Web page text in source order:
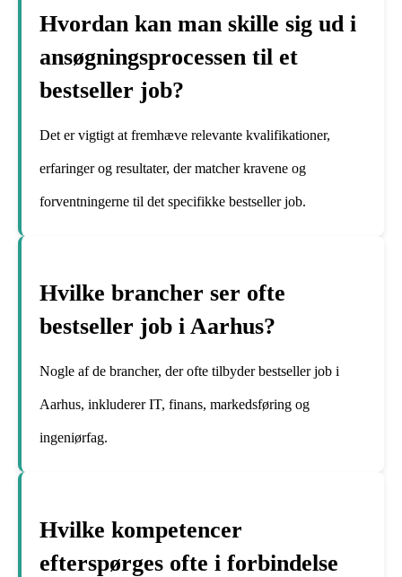
Hvordan kan man skille sig ud i
ansøgningsprocessen til et
bestseller job?
Det er vigtigt at fremhæve relevante kvalifikationer,
erfaringer og resultater, der matcher kravene og
forventningerne til det specifikke bestseller job.
Hvilke brancher ser ofte
bestseller job i Aarhus?
Nogle af de brancher, der ofte tilbyder bestseller job i
Aarhus, inkluderer IT, finans, markedsføring og
ingeniørfag.
Hvilke kompetencer
efterspørges ofte i forbindelse